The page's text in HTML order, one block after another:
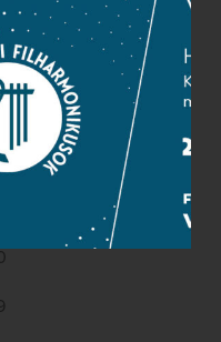
u. 1. (Müpa)